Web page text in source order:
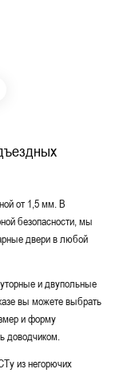
от 1,5 мм. В
безопасности, мы
двери в любой
и двупольные
вы можете выбрать
и форму
доводчиком.
из негорючих